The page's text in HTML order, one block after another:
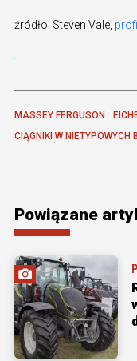
źródło: Steven Vale,
MASSEY FERGUSON
CIĄGNIKI W NIETYPOWYCH
Powiązane